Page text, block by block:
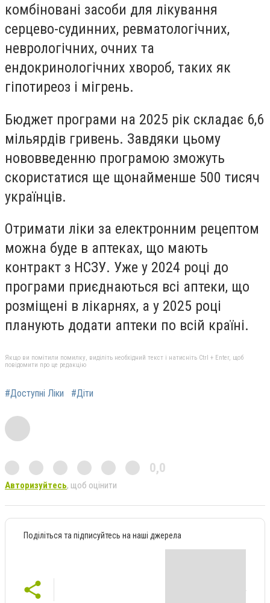
комбіновані засоби для лікування
серцево-судинних, ревматологічних,
неврологічних, очних та
ендокринологічних хвороб, таких як
гіпотиреоз і мігрень.
Бюджет програми на 2025 рік складає 6,6
мільярдів гривень. Завдяки цьому
нововведенню програмою зможуть
скористатися ще щонайменше 500 тисяч
українців.
Отримати ліки за електронним рецептом
можна буде в аптеках, що мають
контракт з НСЗУ. Уже у 2024 році до
програми приєднаються всі аптеки, що
розміщені в лікарнях, а у 2025 році
планують додати аптеки по всій країні.
Якщо ви помітили помилку, виділіть необхідний текст і натисніть Ctrl + Enter, щоб
повідомити про це редакцію
#Доступні Ліки #Діти
0,0
Авторизуйтесь, щоб оцінити
Поділіться та підписуйтесь на наші джерела